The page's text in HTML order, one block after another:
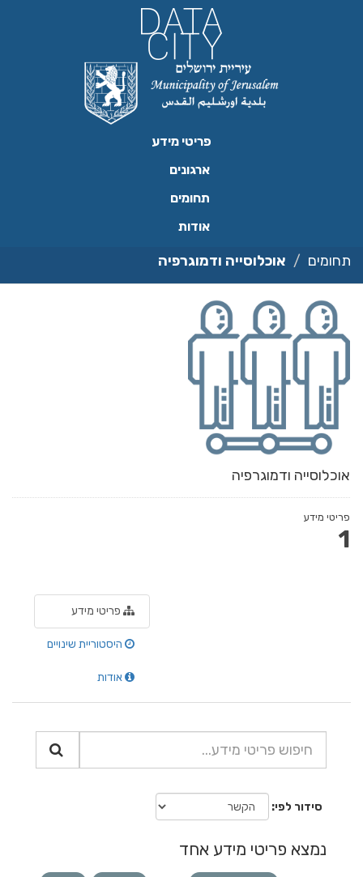
פריטי מידע
ארגונים
תחומים
אודות
תחומים אוכלוסייה ודמוגרפיה
אוכלוסייה ודמוגרפיה
פריטי מידע
1
פריטי מידע
היסטוריית שינויים
אודות
סידור לפי
נמצא פריטי מידע אחד